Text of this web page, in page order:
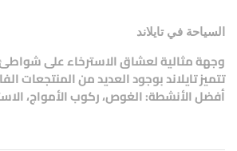
السياحة في تايلاند
وجهة مثالية لعشاق الاسترخاء على
تتميز تايلاند بوجود العديد من المنتجعات
أفضل الأنشطة: الغوص، ركوب الأمواج،